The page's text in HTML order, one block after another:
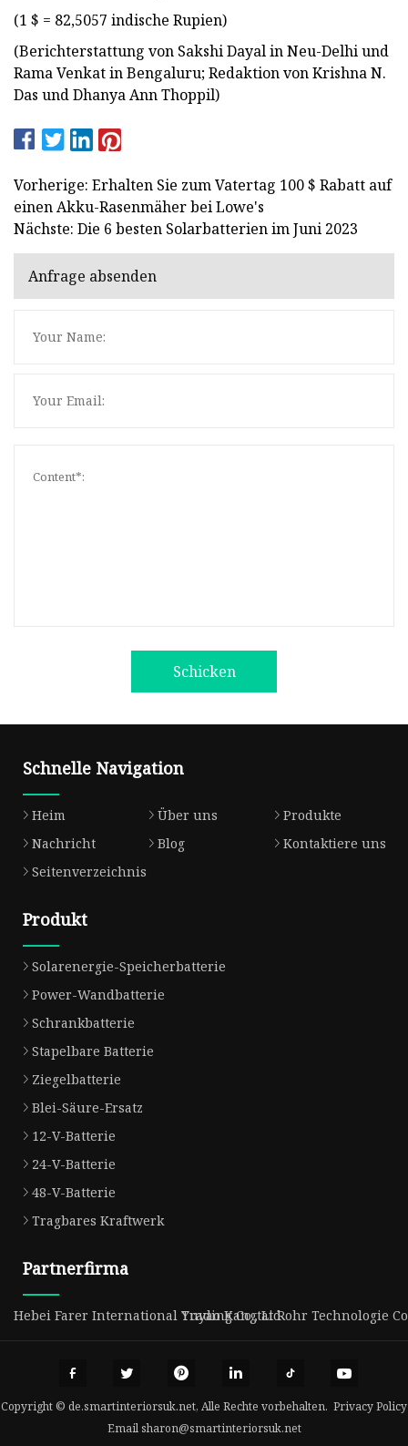
(1 $ = 82,5057 indische Rupien)
(Berichterstattung von Sakshi Dayal in Neu-Delhi und
Rama Venkat in Bengaluru; Redaktion von Krishna N.
Das und Dhanya Ann Thoppil)
Vorherige: Erhalten Sie zum Vatertag 100 $ Rabatt auf
einen Akku-Rasenmäher bei Lowe's
Nächste: Die 6 besten Solarbatterien im Juni 2023
Anfrage absenden
Schicken
Schnelle Navigation
Heim Über uns
Produkte
Nachricht
Blog
Kontaktiere uns
Seitenverzeichnis
Produkt
Solarenergie-Speicherbatterie
Power-Wandbatterie
Schrankbatterie
Stapelbare Batterie
Ziegelbatterie
Blei-Säure-Ersatz
12-V-Batterie
24-V-Batterie
48-V-Batterie
Tragbares Kraftwerk
Partnerfirma
Hebei Farer International Trading Co., LtdYuyao Kangtai Rohr Technologie
Copyright © de.smartinteriorsuk.net, Alle Rechte vorbehalten. Privacy Policy
Email sharon@smartinteriorsuk.net